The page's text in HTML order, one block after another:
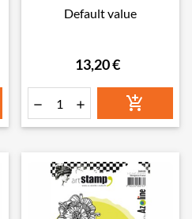
Default value
13,20 €
  